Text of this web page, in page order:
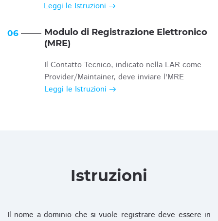
Leggi le Istruzioni
06
Modulo di Registrazione Elettronico
(MRE)
Il Contatto Tecnico, indicato nella LAR come
Provider/Maintainer, deve inviare l'MRE
Leggi le Istruzioni
Istruzioni
Il nome a dominio che si vuole registrare deve essere in